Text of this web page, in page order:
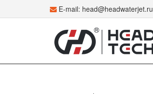
E-mail: head@headwaterjet.ru